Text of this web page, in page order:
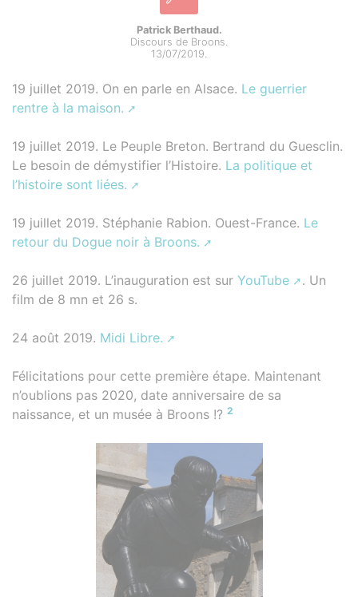
Patrick Berthaud.
Discours de Broons.
13/07/2019.
19 juillet 2019. On en parle en Alsace. Le guerrier
rentre à la maison.
19 juillet 2019. Le Peuple Breton. Bertrand du Guesclin.
Le besoin de démystifier l’Histoire. La politique et
l’histoire sont liées.
19 juillet 2019. Stéphanie Rabion. Ouest-France. Le
retour du Dogue noir à Broons.
26 juillet 2019. L’inauguration est sur YouTube
. Un
film de 8 mn et 26 s.
24 août 2019. Midi Libre.
Félicitations pour cette première étape. Maintenant
n’oublions pas 2020, date anniversaire de sa
naissance, et un musée à Broons !? 2